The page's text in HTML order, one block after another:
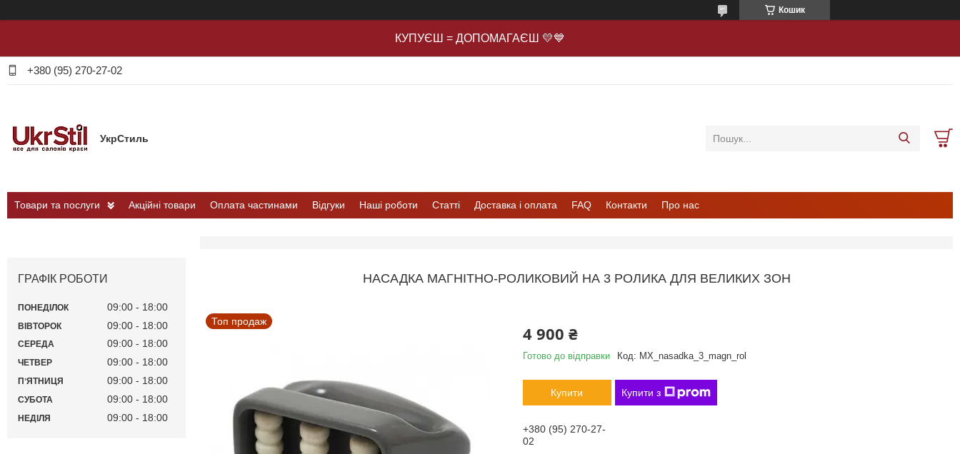
Кошик
КУПУЄШ = ДОПОМАГАЄШ 💛💙
+380 (95) 270-27-02
УкрСтиль
Товари та послуги Акційні товари Оплата частинами Відгуки Наші роботи Статті Доставка і оплата FAQ Контакти Про нас
НАСАДКА МАГНІТНО-РОЛИКОВИЙ НА 3 РОЛИКА ДЛЯ ВЕЛИКИХ ЗОН
Топ продаж
4 900 ₴
Готово до відправки Код: MX_nasadka_3_magn_rol
Купити Купити з
+380 (95) 270-27-
02
ГРАФІК РОБОТИ
ПОНЕДІЛОК 09:00 18:00
ВІВТОРОК 09:00 18:00
СЕРЕДА 09:00 18:00
ЧЕТВЕР 09:00 18:00
ПʼЯТНИЦЯ 09:00 18:00
СУБОТА 09:00 18:00
НЕДІЛЯ 09:00 18:00